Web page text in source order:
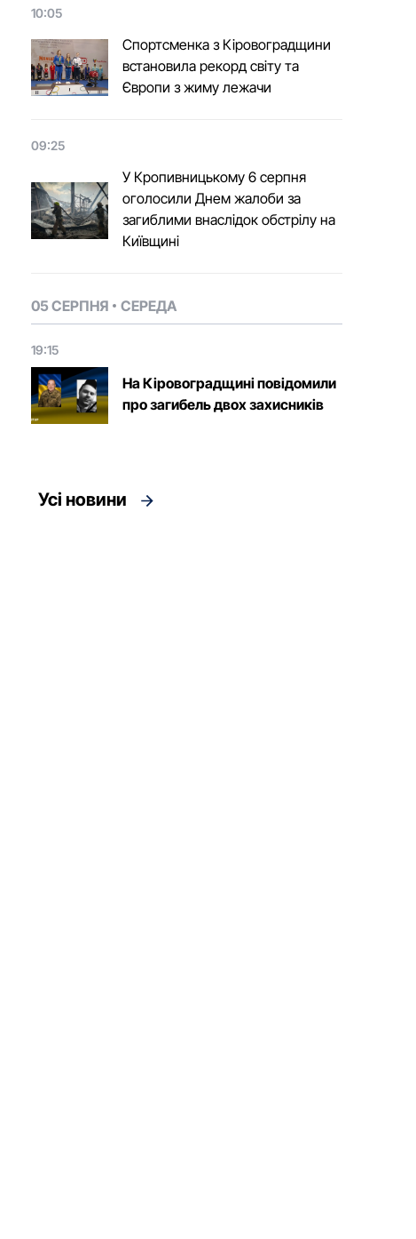
10:05
Спортсменка з Кіровоградщини
встановила рекорд світу та
Європи з жиму лежачи
09:25
У Кропивницькому 6 серпня
оголосили Днем жалоби за
загиблими внаслідок обстрілу на
Київщині
05 СЕРПНЯ СЕРЕДА
19:15
На Кіровоградщині повідомили
про загибель двох захисників
Усі новини